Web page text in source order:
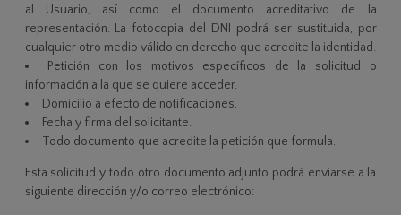
al Usuario, así como el documento acreditativo de la
representación. La fotocopia del DNI podrá ser sustituida, por
cualquier otro medio válido en derecho que acredite la identidad.
Petición con los motivos específicos de la solicitud o
información a la que se quiere acceder.
Domicilio a efecto de notificaciones.
Fecha y firma del solicitante.
Todo documento que acredite la petición que formula.
Esta solicitud y todo otro documento adjunto podrá enviarse a la
siguiente dirección y/o correo electrónico: